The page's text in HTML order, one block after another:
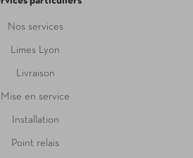
Nos services
Limes Lyon
Livraison
Mise en service
Installation
Point relais